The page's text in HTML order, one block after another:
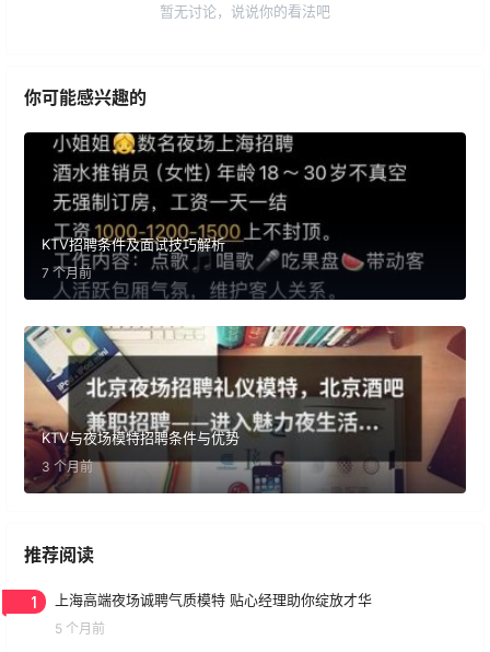
暂无讨论，说说你的看法吧
你可能感兴趣的
KTV招聘条件及面试技巧解析
7 个月前
KTV与夜场模特招聘条件与优势
3 个月前
推荐阅读
1 上海高端夜场诚聘气质模特 贴心经理助你绽放才华
5 个月前